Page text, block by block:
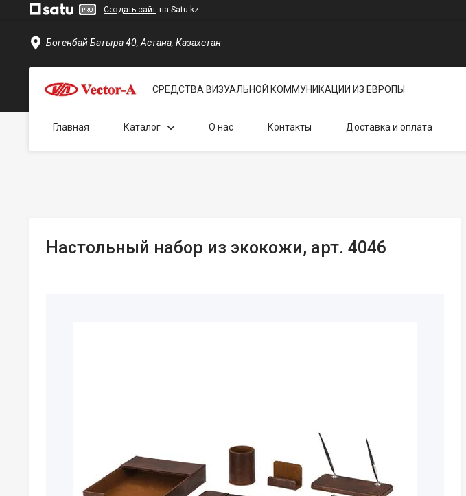
Создать сайт на Satu.kz
Богенбай Батыра 40, Астана, Казахстан
СРЕДСТВА ВИЗУАЛЬНОЙ КОММУНИКАЦИИ ИЗ ЕВРОПЫ
Главная Каталог О нас Контакты Доставка и оплата
Настольный набор из экокожи, арт. 4046